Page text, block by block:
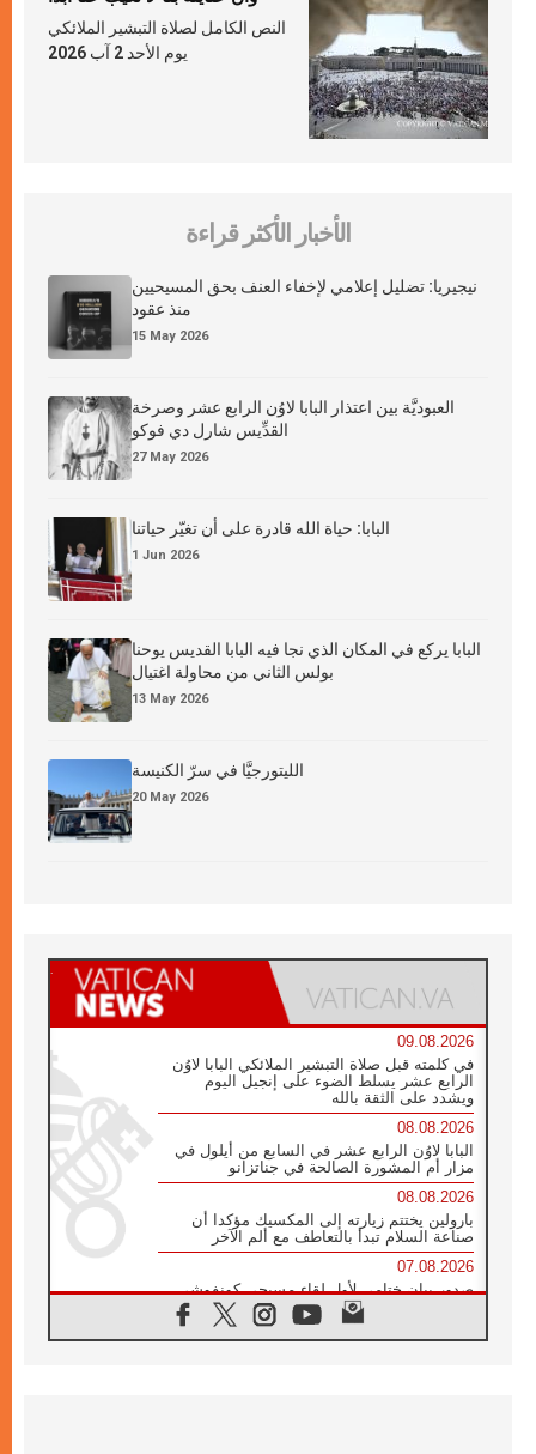
النص الكامل لصلاة التبشير الملائكي
يوم الأحد 2 آب 2026
الأخبار الأكثر قراءة
نيجيريا: تضليل إعلامي لإخفاء العنف بحق المسيحيين
منذ عقود
15 May 2026
العبوديَّة بين اعتذار البابا لاوُن الرابع عشر وصرخة
القدِّيس شارل دي فوكو
27 May 2026
البابا: حياة الله قادرة على أن تغيّر حياتنا
1 Jun 2026
البابا يركع في المكان الذي نجا فيه البابا القديس يوحنا
بولس الثاني من محاولة اغتيال
13 May 2026
الليتورجيَّا في سرّ الكنيسة
20 May 2026
09.08.2026
في كلمته قبل صلاة التبشير الملائكي البابا لاوُن
الرابع عشر يسلط الضوء على إنجيل اليوم
ويشدد على الثقة بالله
08.08.2026
البابا لاوُن الرابع عشر في السابع من أيلول في
مزار أم المشورة الصالحة في جناتزانو
08.08.2026
بارولين يختتم زيارته إلى المكسيك مؤكدا أن
صناعة السلام تبدأ بالتعاطف مع ألم الآخر
07.08.2026
صدور بيان ختامي لأول لقاء مسيحي كونفوشي
بمشاركة الدائرة الفاتيكانية للحوار بين الأديان
07.08.2026